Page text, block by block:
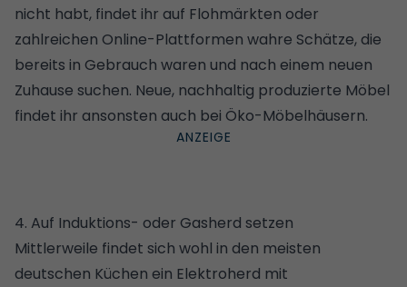
nicht habt, findet ihr auf Flohmärkten oder
zahlreichen Online-Plattformen wahre Schätze, die
bereits in Gebrauch waren und nach einem neuen
Zuhause suchen. Neue, nachhaltig produzierte Möbel
findet ihr ansonsten auch bei Öko-Möbelhäusern.
4. Auf Induktions- oder Gasherd setzen
Mittlerweile findet sich wohl in den meisten
deutschen Küchen ein Elektroherd mit